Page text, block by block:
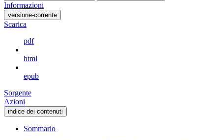
Informazioni
versione-corrente
Scarica
pdf
html
epub
Sorgente
Azioni
indice dei contenuti
Sommario